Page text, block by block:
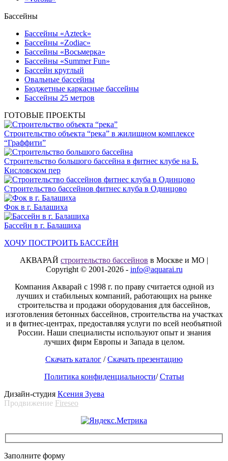
Бассейны
Бассейны «Azteck»
Бассейны «Zodiac»
Бассейны «Восьмерка»
Бассейны «Summer Fun»
Бассейн круглый
Овальные бассейны
Бюджетные каркасные бассейны
Бассейны 25 метров
ГОТОВЫЕ ПРОЕКТЫ
Строительство объекта “река” в жилищном комплексе
“Граффити”
Строительство большого бассейна в фитнес клубе на Б.
Кисловском пер
Строительство бассейнов фитнес клуба в Одинцово
Фок в г. Балашиха
Бассейн в г. Балашиха
ХОЧУ ПОСТРОИТЬ БАССЕЙН
АКВАРАЙ строительство бассейнов в Москве и МО |
Copyright © 2001-2026 - info@aquarai.ru
Компания Акварай с 1998 г. по праву считается одной из
лучших и стабильных компаний, работающих на рынке
строительства и продажи оборудования для бассейнов,
изготовления бетонных бассейнов, строительства на участках
и в фитнес-центрах, предоставляя услуги по всей необъятной
России. Наши специалисты используют опыт и знания
лучших фирм Европы и Запада в целом.
Скачать каталог / Скачать презентацию
Политика конфиденциальности/Статьи
Дизайн-студия Ксения Зуева
Продвижение Fireseo
Заполните форму